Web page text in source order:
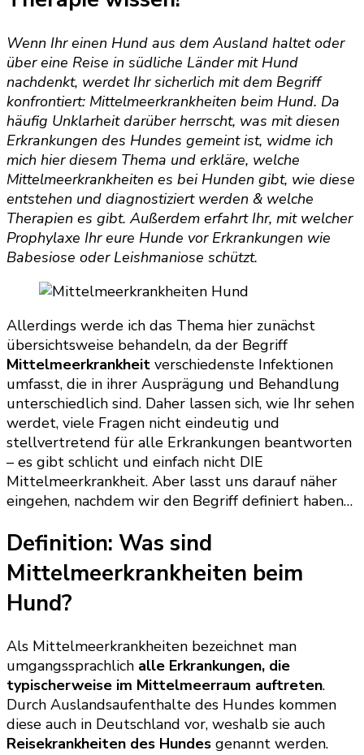
Wenn Ihr einen Hund aus dem Ausland haltet oder
über eine Reise in südliche Länder mit Hund
nachdenkt, werdet Ihr sicherlich mit dem Begriff
konfrontiert: Mittelmeerkrankheiten beim Hund. Da
häufig Unklarheit darüber herrscht, was mit diesen
Erkrankungen des Hundes gemeint ist, widme ich
mich hier diesem Thema und erkläre, welche
Mittelmeerkrankheiten es bei Hunden gibt, wie diese
entstehen und diagnostiziert werden & welche
Therapien es gibt. Außerdem erfahrt Ihr, mit welcher
Prophylaxe Ihr eure Hunde vor Erkrankungen wie
Babesiose oder Leishmaniose schützt.
Allerdings werde ich das Thema hier zunächst
übersichtsweise behandeln, da der Begriff
Mittelmeerkrankheit verschiedenste Infektionen
umfasst, die in ihrer Ausprägung und Behandlung
unterschiedlich sind. Daher lassen sich, wie Ihr sehen
werdet, viele Fragen nicht eindeutig und
stellvertretend für alle Erkrankungen beantworten
– es gibt schlicht und einfach nicht DIE
Mittelmeerkrankheit. Aber lasst uns darauf näher
eingehen, nachdem wir den Begriff definiert haben…
Definition: Was sind
Mittelmeerkrankheiten beim
Hund?
Als Mittelmeerkrankheiten bezeichnet man
umgangssprachlich alle Erkrankungen, die
typischerweise im Mittelmeerraum auftreten.
Durch Auslandsaufenthalte des Hundes kommen
diese auch in Deutschland vor, weshalb sie auch
Reisekrankheiten des Hundes genannt werden.